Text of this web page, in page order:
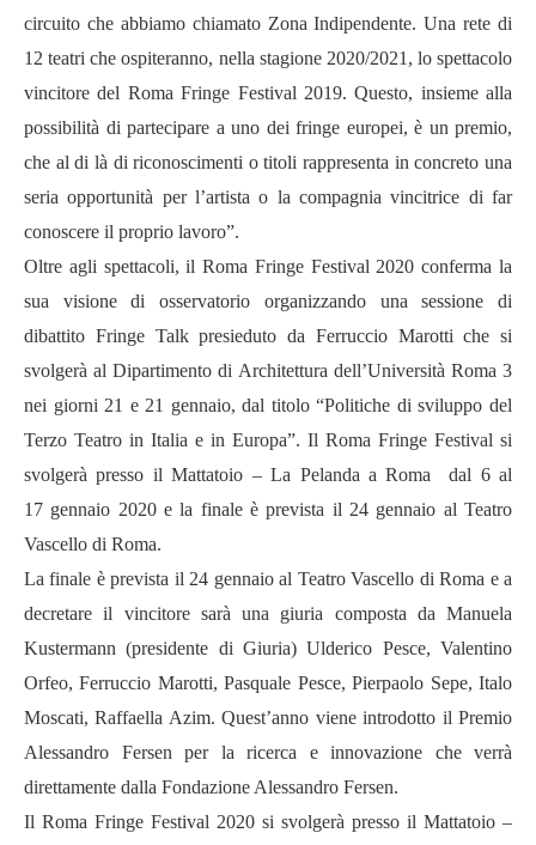
circuito che abbiamo chiamato Zona Indipendente. Una rete di
12 teatri che ospiteranno, nella stagione 2020/2021, lo spettacolo
vincitore del Roma Fringe Festival 2019. Questo, insieme alla
possibilità di partecipare a uno dei fringe europei, è un premio,
che al di là di riconoscimenti o titoli rappresenta in concreto una
seria opportunità per l’artista o la compagnia vincitrice di far
conoscere il proprio lavoro”.
Oltre agli spettacoli, il Roma Fringe Festival 2020 conferma la
sua visione di osservatorio organizzando una sessione di
dibattito Fringe Talk presieduto da Ferruccio Marotti che si
svolgerà al Dipartimento di Architettura dell’Università Roma 3
nei giorni 21 e 21 gennaio, dal titolo “Politiche di sviluppo del
Terzo Teatro in Italia e in Europa”. Il Roma Fringe Festival si
svolgeràpresso il Mattatoio – La Pelanda a Roma dal 6 al
17 gennaio 2020 e la finale è prevista il 24 gennaio al Teatro
Vascello di Roma.
La finale è prevista il 24 gennaio al Teatro Vascello di Roma e a
decretare il vincitore sarà una giuria composta da Manuela
Kustermann (presidente di Giuria) Ulderico Pesce, Valentino
Orfeo, Ferruccio Marotti, Pasquale Pesce, Pierpaolo Sepe, Italo
Moscati, Raffaella Azim. Quest’anno viene introdotto il Premio
Alessandro Fersen per la ricerca e innovazione che verrà
direttamente dalla Fondazione Alessandro Fersen.
Il Roma Fringe Festival 2020 si svolgerà presso il Mattatoio –